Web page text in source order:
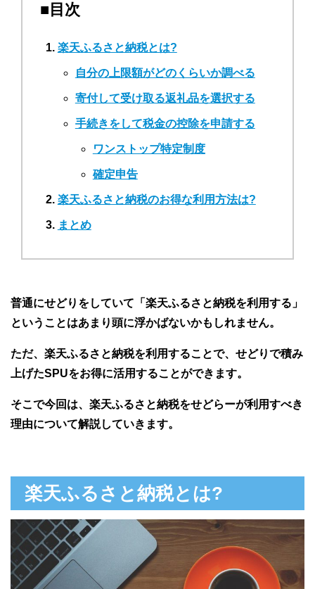
■目次
楽天ふるさと納税とは?
自分の上限額がどのくらいか調べる
寄付して受け取る返礼品を選択する
手続きをして税金の控除を申請する
ワンストップ特定制度
確定申告
楽天ふるさと納税のお得な利用方法は?
まとめ
普通にせどりをしていて「楽天ふるさと納税を利用する」
ということはあまり頭に浮かばないかもしれません。
ただ、楽天ふるさと納税を利用することで、せどりで積み
上げたSPUをお得に活用することができます。
そこで今回は、楽天ふるさと納税をせどらーが利用すべき
理由について解説していきます。
楽天ふるさと納税とは?